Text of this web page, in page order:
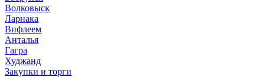
Волковыск
Ларнака
Вифлеем
Анталья
Гагра
Худжанд
Закупки и торги